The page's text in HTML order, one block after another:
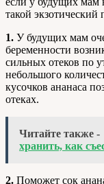
такой экзотический
1. У будущих мам
беременности
сильных отеков по
небольшого
кусочков ананаса
отеках.
Читайте также -
хранить, как
2. Поможет сок